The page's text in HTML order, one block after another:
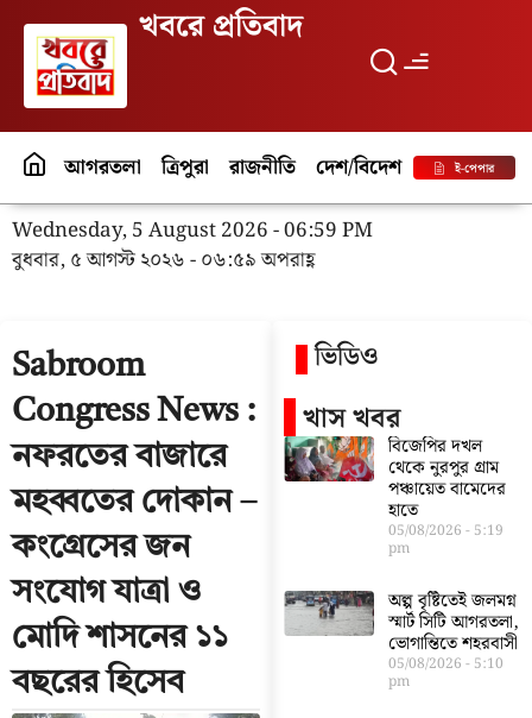
খবরে প্রতিবাদ
আগরতলা ত্রিপুরা রাজনীতি দেশ/বিদেশ পর্যটনই-পেপার
Wednesday, 5 August 2026 - 06:59 PM
বুধবার, ৫ আগস্ট ২০২৬ - ০৬:৫৯ অপরাহ্ণ
Sabroom
Congress News :
নফরতের বাজারে
মহব্বতের দোকান –
কংগ্রেসের জন
সংযোগ যাত্রা ও
মোদি শাসনের ১১
বছরের হিসেব
ভিডিও
খাস খবর
বিজেপির দখল
থেকে নুরপুর গ্রাম
পঞ্চায়েত বামেদের
হাতে
05/08/2026 5:19
pm
অল্প বৃষ্টিতেই জলমগ্ন
স্মার্ট সিটি আগরতলা,
ভোগান্তিতে শহরবাসী
05/08/2026 5:10
pm